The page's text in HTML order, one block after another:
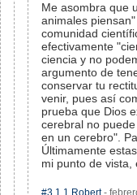
Me asombra que
animales
comunidad
efectivamente
ciencia y no
argumento de
conservar tu
venir, pues así
prueba que Dios
cerebral no
en un cerebro".
Últimamente
mi punto de vista,
#3.1.1 Robert-